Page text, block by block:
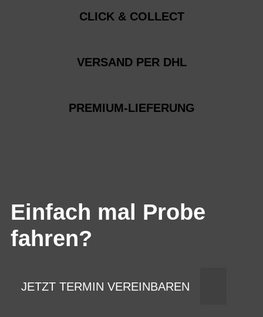
CLICK & COLLECT
VERSAND PER DHL
PREMIUM-LIEFERUNG
Einfach mal Probe
fahren?
JETZT TERMIN VEREINBAREN